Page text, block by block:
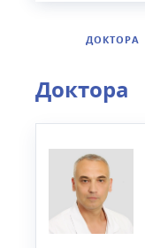
ДОКТОРА
Доктора